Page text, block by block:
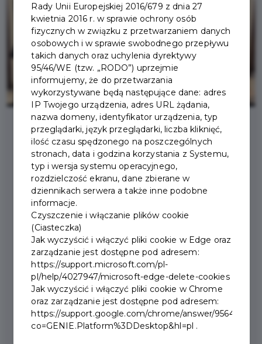
2026-01-30
POLSKIE KOLEJE
LINOWE NIE TRAFIĄ NA
GIEŁDĘ
Miasto Zakopane dziękuje samorządowcom i
politykom, którzy od samego początku wspierali
działania zmierzające do zmiany kierunku polityki PFR,
polegającej na odstąpieniu od pomysłu wprowadzenia
PKL na giełdę, a w szczególności: premierowi
Rady Unii Europejskiej 2016/679 z dnia 27
kwietnia 2016 r. w sprawie ochrony osób
fizycznych w związku z przetwarzaniem danych
osobowych i w sprawie swobodnego przepływu
takich danych oraz uchylenia dyrektywy
95/46/WE (tzw. „RODO”) uprzejmie
informujemy, że do przetwarzania
wykorzystywane będą następujące dane: adres
IP Twojego urządzenia, adres URL żądania,
nazwa domeny, identyfikator urządzenia, typ
przeglądarki, język przeglądarki, liczba kliknięć,
ilość czasu spędzonego na poszczególnych
stronach, data i godzina korzystania z Systemu,
typ i wersja systemu operacyjnego,
rozdzielczość ekranu, dane zbierane w
dziennikach serwera a także inne podobne
informacje.
Czyszczenie i włączanie plików cookie
(Ciasteczka)
Jak wyczyścić i włączyć pliki cookie w Edge oraz
zarządzanie jest dostępne pod adresem:
https://support.microsoft.com/pl-
pl/help/4027947/microsoft-edge-delete-cookies
Jak wyczyścić i włączyć pliki cookie w Chrome
oraz zarządzanie jest dostępne pod adresem:
https://support.google.com/chrome/answer/95647?
co=GENIE.Platform%3DDesktop&hl=pl .